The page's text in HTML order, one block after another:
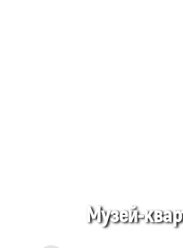
Музей-